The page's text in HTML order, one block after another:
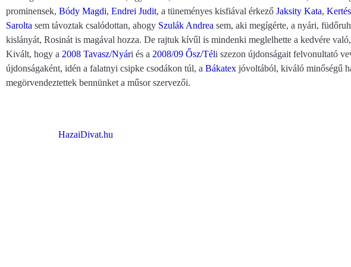
prominensek, Bódy Magdi, Endrei Judit, a tüneményes kisfiával érkező Jaksity Kata,
Sarolta sem távoztak csalódottan, ahogy Szulák Andrea sem, aki megígérte, a nyári,
kislányát, Rosinát is magával hozza. De rajtuk kívűl is mindenki meglelhette a kedvére
Kivált, hogy a 2008 Tavasz/Nyári és a 2008/09 Ősz/Téli szezon újdonságait felvonultató
újdonságaként, idén a falatnyi csipke csodákon túl, a Bákatex jóvoltából, kiváló minőségű
megörvendeztettek bennünket a műsor szervezői.
HazaiDivat.hu